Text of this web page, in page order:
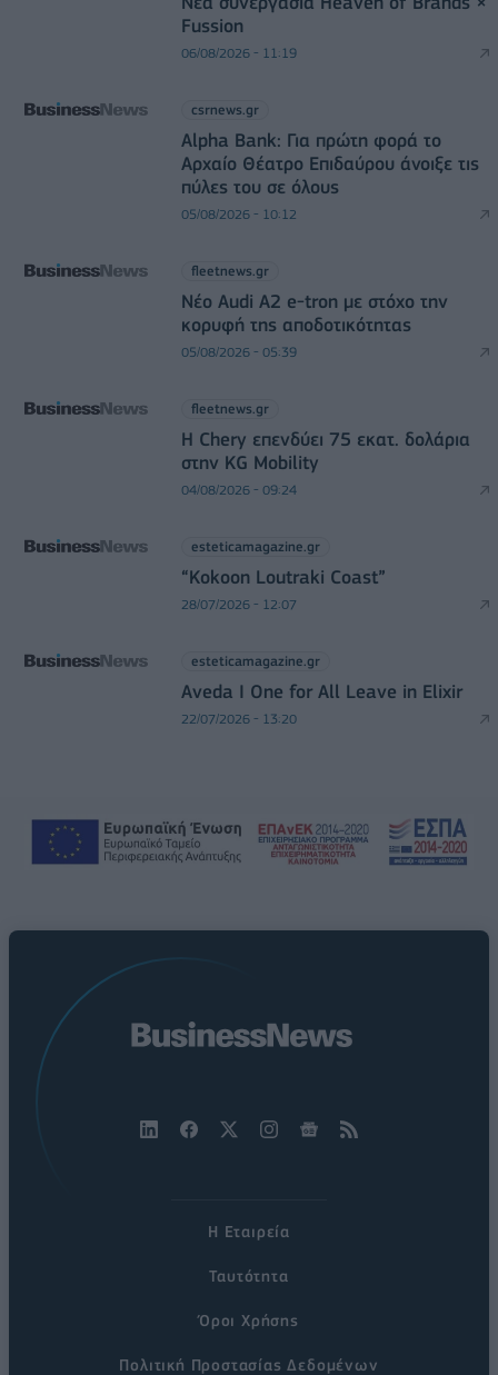
Fussion
06/08/2026 - 11:19
csrnews.gr
Alpha Bank: Για πρώτη φορά το
Αρχαίο Θέατρο Επιδαύρου άνοιξε τις
πύλες του σε όλους
05/08/2026 - 10:12
fleetnews.gr
Νέο Audi A2 e-tron με στόχο την
κορυφή της αποδοτικότητας
05/08/2026 - 05:39
fleetnews.gr
Η Chery επενδύει 75 εκατ. δολάρια
στην KG Mobility
04/08/2026 - 09:24
esteticamagazine.gr
“Kokoon Loutraki Coast”
28/07/2026 - 12:07
esteticamagazine.gr
Aveda I One for All Leave in Elixir
22/07/2026 - 13:20
Η Εταιρεία
Ταυτότητα
Όροι Χρήσης
Πολιτική Προστασίας Δεδομένων